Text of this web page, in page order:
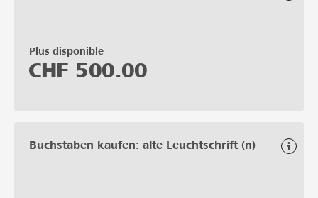
Plus disponible
CHF 500.00
Buchstaben kaufen: alte Leuchtschrift (n)